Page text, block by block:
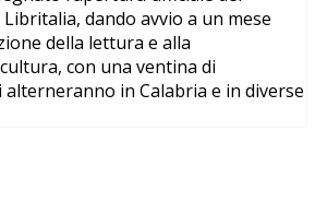
dando avvio a un mese
della lettura e alla
con una ventina di
in Calabria e in diverse